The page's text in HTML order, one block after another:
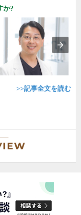
か?
>>記事全文を読む